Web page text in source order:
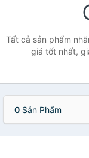
Tất cả sản phẩm
giá tốt nhất,
0 Sản Phẩm